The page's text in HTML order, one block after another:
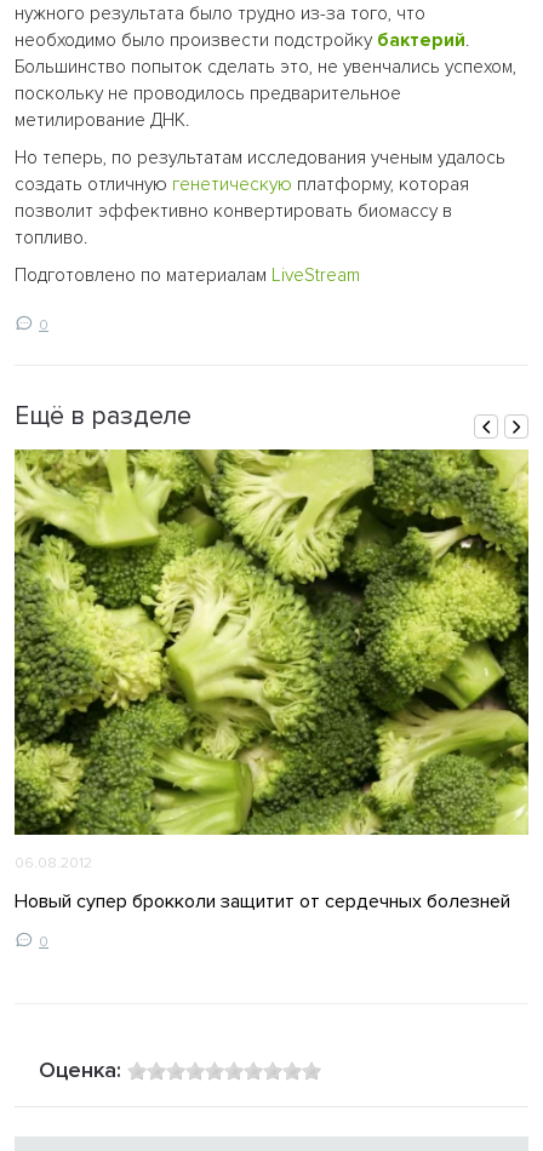
нужного результата было трудно из-за того, что
необходимо было произвести подстройку бактерий.
Большинство попыток сделать это, не увенчались успехом,
поскольку не проводилось предварительное
метилирование ДНК.
Но теперь, по результатам исследования ученым удалось
создать отличную генетическую платформу, которая
позволит эффективно конвертировать биомассу в
топливо.
Подготовлено по материалам LiveStream
0
Ещё в разделе
06.08.2012
Новый супер брокколи защитит от сердечных болезней
0
Оценка: